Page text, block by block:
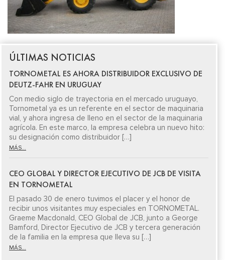
ÚLTIMAS NOTICIAS
TORNOMETAL ES AHORA DISTRIBUIDOR EXCLUSIVO DE
DEUTZ-FAHR EN URUGUAY
Con medio siglo de trayectoria en el mercado uruguayo,
Tornometal ya es un referente en el sector de maquinaria
vial, y ahora ingresa de lleno en el sector de la maquinaria
agrícola. En este marco, la empresa celebra un nuevo hito:
su designación como distribuidor […]
MÁS...
CEO GLOBAL Y DIRECTOR EJECUTIVO DE JCB DE VISITA
EN TORNOMETAL
El pasado 30 de enero tuvimos el placer y el honor de
recibir unos visitantes muy especiales en TORNOMETAL.
Graeme Macdonald, CEO Global de JCB, junto a George
Bamford, Director Ejecutivo de JCB y tercera generación
de la familia en la empresa que lleva su […]
MÁS...